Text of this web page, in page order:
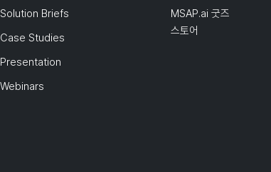
Solution Briefs
Case Studies
Presentation
Webinars
MSAP.ai 굿즈
스토어